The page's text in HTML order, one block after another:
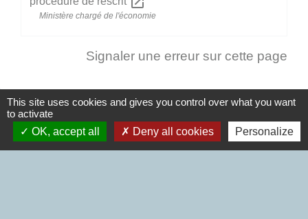
Ministère chargé de l'économie
Signaler une erreur sur cette page
Nous contacter
This site uses cookies and gives you control over what you want
to activate
OK, accept all
Deny all cookies Personalize